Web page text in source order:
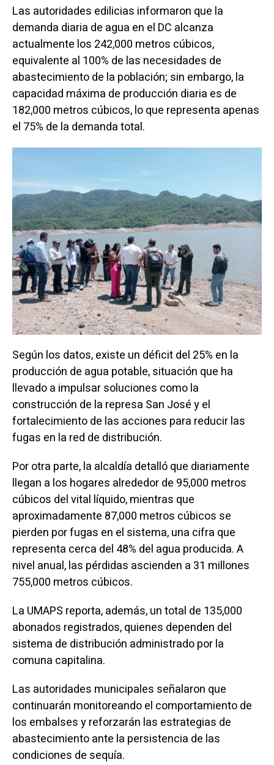
Las autoridades edilicias informaron que la
demanda diaria de agua en el DC alcanza
actualmente los 242,000 metros cúbicos,
equivalente al 100% de las necesidades de
abastecimiento de la población; sin embargo, la
capacidad máxima de producción diaria es de
182,000 metros cúbicos, lo que representa apenas
el 75% de la demanda total.
Según los datos, existe un déficit del 25% en la
producción de agua potable, situación que ha
llevado a impulsar soluciones como la
construcción de la represa San José y el
fortalecimiento de las acciones para reducir las
fugas en la red de distribución.
Por otra parte, la alcaldía detalló que diariamente
llegan a los hogares alrededor de 95,000 metros
cúbicos del vital líquido, mientras que
aproximadamente 87,000 metros cúbicos se
pierden por fugas en el sistema, una cifra que
representa cerca del 48% del agua producida. A
nivel anual, las pérdidas ascienden a 31 millones
755,000 metros cúbicos.
La UMAPS reporta, además, un total de 135,000
abonados registrados, quienes dependen del
sistema de distribución administrado por la
comuna capitalina.
Las autoridades municipales señalaron que
continuarán monitoreando el comportamiento de
los embalses y reforzarán las estrategias de
abastecimiento ante la persistencia de las
condiciones de sequía.